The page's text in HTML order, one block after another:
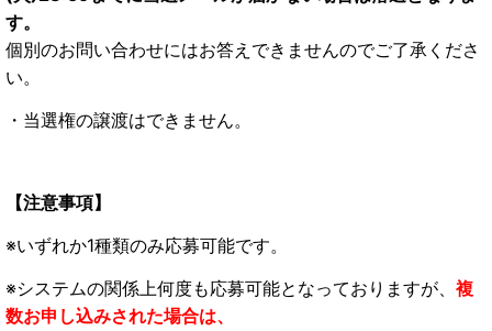
す。
個別のお問い合わせにはお答えできませんのでご了承くださ
い。
・当選権の譲渡はできません。
【注意事項】
※いずれか1種類のみ応募可能です。
※システムの関係上何度も応募可能となっておりますが、 複
数お申し込みされた場合は、